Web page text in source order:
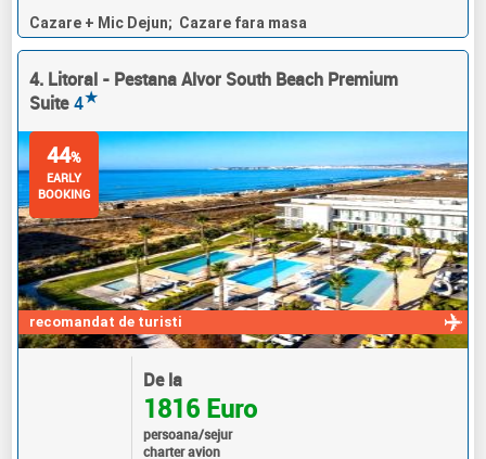
Cazare + Mic Dejun; Cazare fara masa
4. Litoral - Pestana Alvor South Beach Premium
Suite 4★
recomandat de turisti
44%
EARLY
BOOKING
De la
1816 Euro
persoana/sejur
charter avion